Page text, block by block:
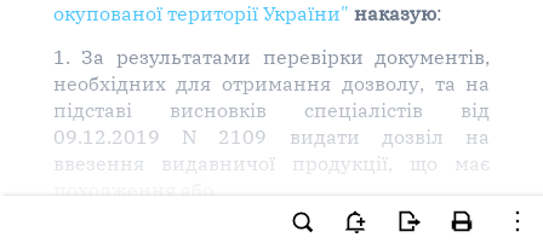
окупованої території України" наказую:
1. За результатами перевірки документів,
необхідних для отримання дозволу, та на
підставі висновків спеціалістів від
09.12.2019 N 2109 видати дозвіл на
ввезення видавничої продукції, що має
походження або